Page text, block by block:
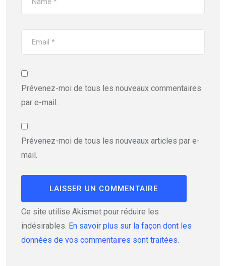
Prévenez-moi de tous les nouveaux commentaires
par e-mail.
Prévenez-moi de tous les nouveaux articles par e-
mail.
Ce site utilise Akismet pour réduire les
indésirables. En savoir plus sur la façon dont les
données de vos commentaires sont traitées.